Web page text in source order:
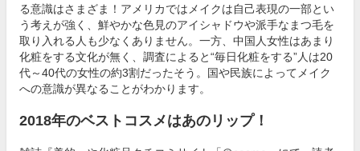
る意識はさまざま！アメリカではメイクは自己表現の一部とい
う考えが強く、鮮やかな色見のアイシャドウや派手なまつ毛を
取り入れる人も少なくありません。一方、中国人女性はあまり
化粧をする文化が無く、調査によると“毎日化粧をする”人は20
代～40代の女性の約3割だったそう。国や民族によってメイク
への意識が異なることがわかります。
2018年のベストコスメはあのリップ！